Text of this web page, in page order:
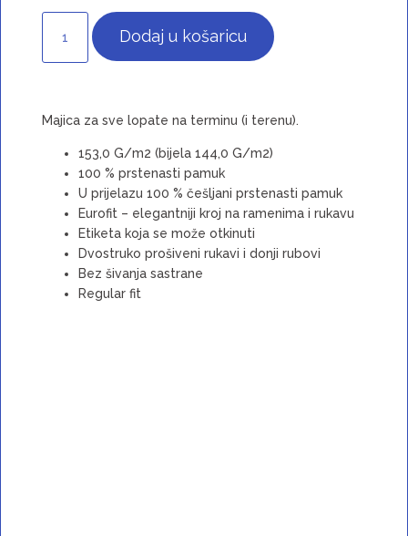
Dodaj u košaricu
Majica za sve lopate na terminu (i terenu).
153,0 G/m2 (bijela 144,0 G/m2)
100 % prstenasti pamuk
U prijelazu 100 % češljani prstenasti pamuk
Eurofit – elegantniji kroj na ramenima i rukavu
Etiketa koja se može otkinuti
Dvostruko prošiveni rukavi i donji rubovi
Bez šivanja sastrane
Regular fit